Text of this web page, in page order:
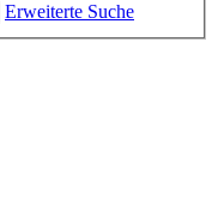
Erweiterte Suche